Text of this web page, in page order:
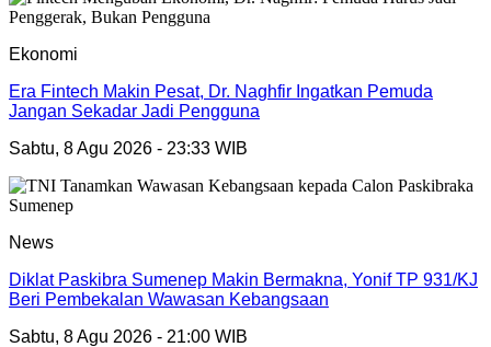
Ekonomi
Era Fintech Makin Pesat, Dr. Naghfir Ingatkan Pemuda
Jangan Sekadar Jadi Pengguna
Sabtu, 8 Agu 2026 - 23:33 WIB
News
Diklat Paskibra Sumenep Makin Bermakna, Yonif TP 931/KJ
Beri Pembekalan Wawasan Kebangsaan
Sabtu, 8 Agu 2026 - 21:00 WIB